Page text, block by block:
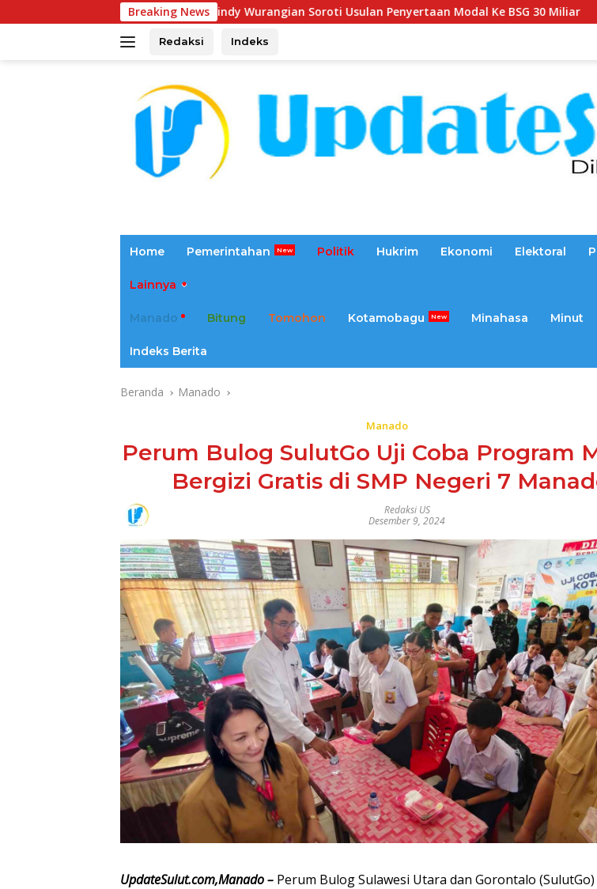
ke
Breaking News
Cindy Wurangian Soroti Usulan Penyertaan Modal Ke BSG 30 Miliar Michaela
Redaksi Indeks
Home Pemerintahan Politik Hukrim Ekonomi Elektoral
Lainnya
Manado Bitung Tomohon Kotamobagu Minahasa Minut
Indeks Berita
Beranda Manado
Manado
Perum Bulog SulutGo Uji Coba Program
Bergizi Gratis di SMP Negeri 7
Redaksi US
Desember 9, 2024
UpdateSulut.com,Manado – Perum Bulog Sulawesi Utara dan Gorontalo